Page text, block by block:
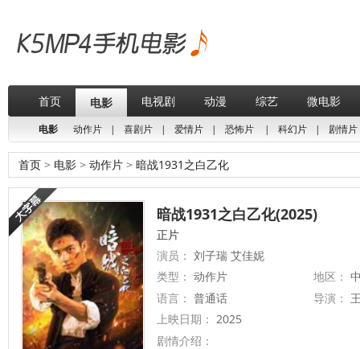
首页 电影 电视剧 动漫 综艺 微电影
电影 动作片 | 喜剧片 | 爱情片 | 恐怖片 | 科幻片 | 剧情片
首页 > 电影 > 动作片 > 暗战1931之白乙化
暗战1931之白乙化(2025)
正片
演员： 刘子瑞 艾佳妮
类型： 动作片 地区：
语言： 普通话 导演：
上映日期： 2025
剧情介绍：